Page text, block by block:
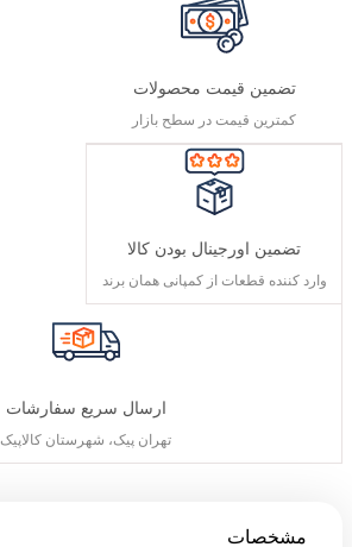
تضمین قیمت محصولات
کمترین قیمت در سطح بازار
تضمین اورجینال بودن کالا
وارد کننده قطعات از کمپانی همان برند
ارسال سریع سفارشات
تهران پیک، شهرستان کالاپیک
مشخصات